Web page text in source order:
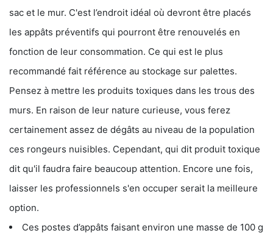
sac et le mur. C'est l’endroit idéal où devront être placés
les appâts préventifs qui pourront être renouvelés en
fonction de leur consommation. Ce qui est le plus
recommandé fait référence au stockage sur palettes.
Pensez à mettre les produits toxiques dans les trous des
murs. En raison de leur nature curieuse, vous ferez
certainement assez de dégâts au niveau de la population
ces rongeurs nuisibles. Cependant, qui dit produit toxique
dit qu'il faudra faire beaucoup attention. Encore une fois,
laisser les professionnels s'en occuper serait la meilleure
option.
Ces postes d’appâts faisant environ une masse de 100 g